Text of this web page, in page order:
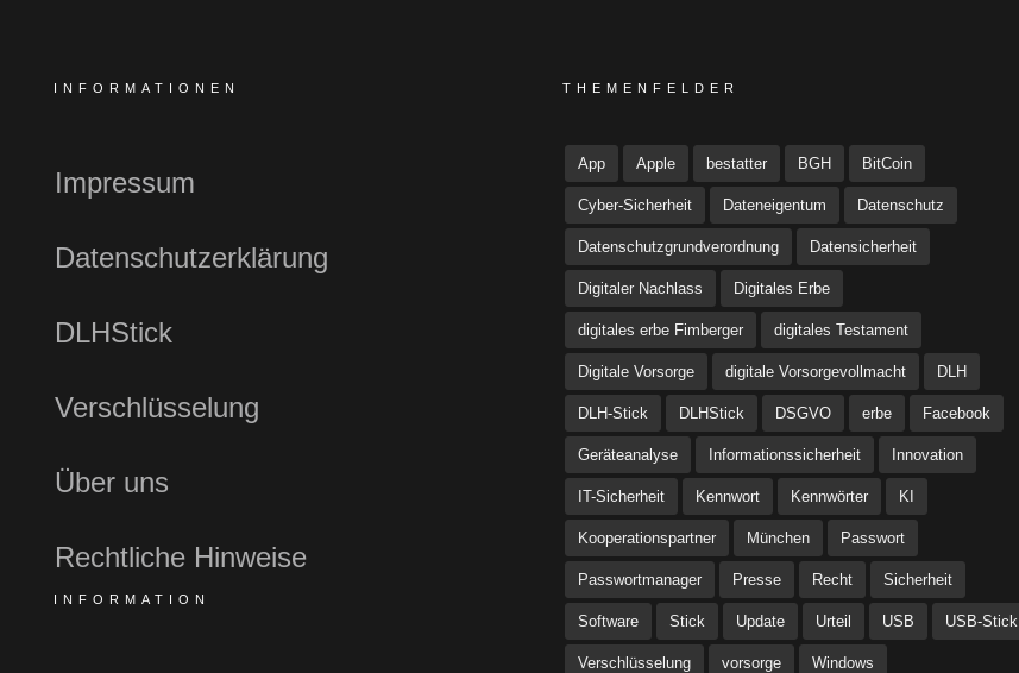
INFORMATIONEN
Impressum
Datenschutzerklärung
DLHStick
Verschlüsselung
Über uns
Rechtliche Hinweise
INFORMATION
THEMENFELDER
App Apple bestatter BGH BitCoin
Cyber-Sicherheit Dateneigentum Datenschutz
Datenschutzgrundverordnung Datensicherheit
Digitaler Nachlass Digitales Erbe
digitales erbe Fimberger digitales Testament
Digitale Vorsorge digitale Vorsorgevollmacht DLH
DLH-Stick DLHStick DSGVO erbe Facebook
Geräteanalyse Informationssicherheit Innovation
IT-Sicherheit Kennwort Kennwörter KI
Kooperationspartner München Passwort
Passwortmanager Presse Recht Sicherheit
Software Stick Update Urteil USB USB-Stick
Verschlüsselung vorsorge Windows